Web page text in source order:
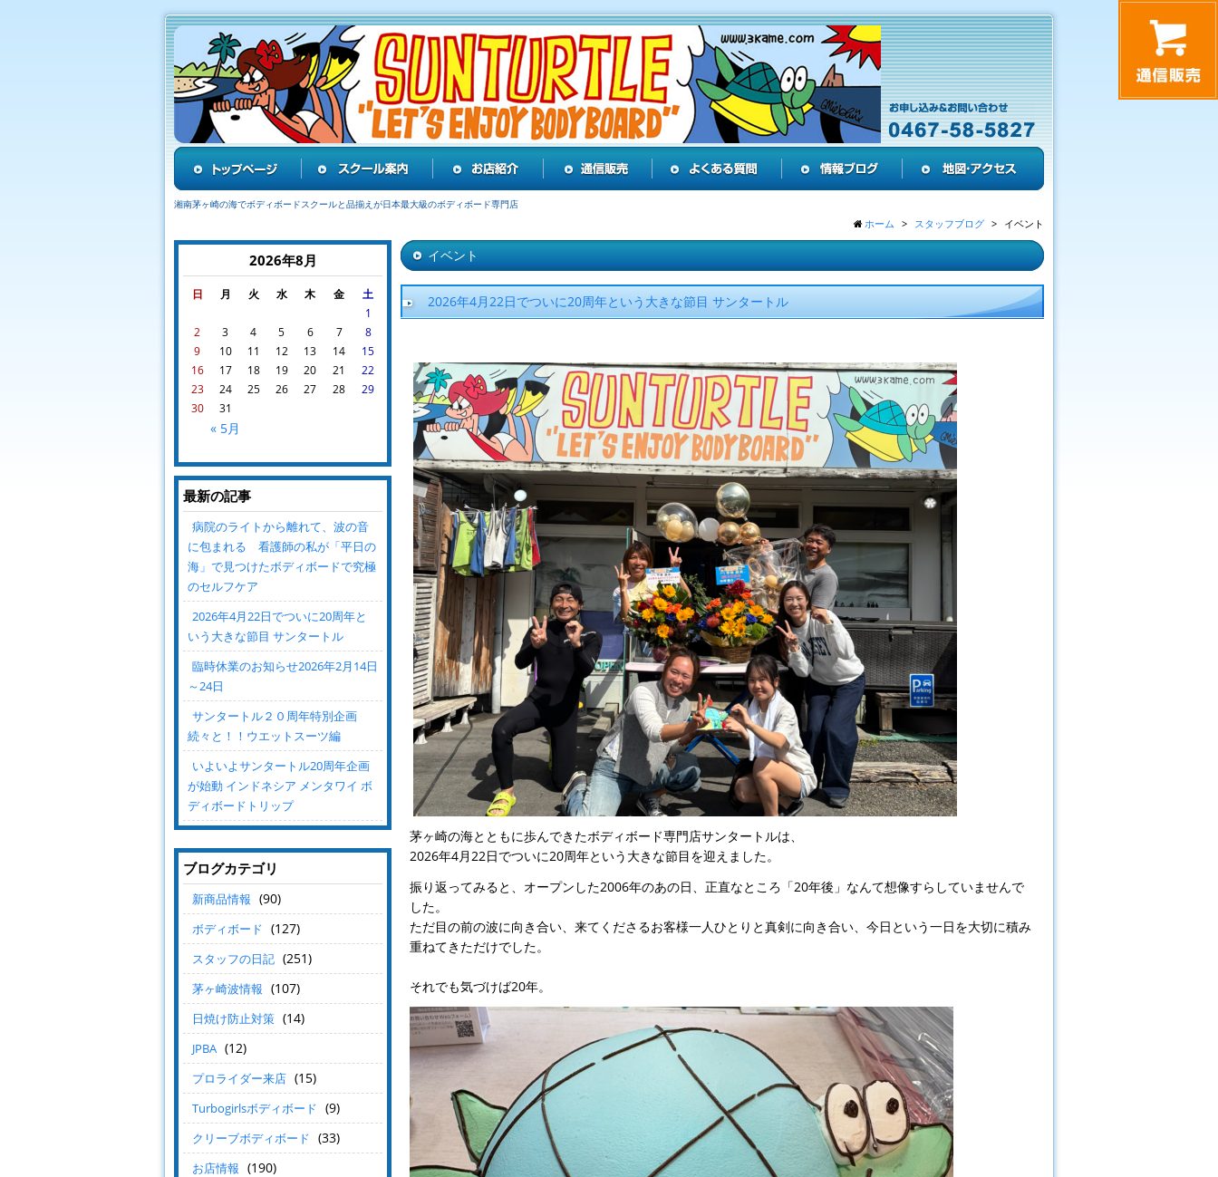
湘南茅ヶ崎の海でボディボードスクールと品揃えが日本最大級のボディボード専門店
ホーム スタッフブログ イベント
イベント
2026年4月22日でついに20周年という大きな節目 サンタートル
茅ヶ崎の海とともに歩んできたボディボード専門店サンタートルは、
2026年4月22日でついに20周年という大きな節目を迎えました。
振り返ってみると、オープンした2006年のあの日、正直なところ「20年後」なんて想像すらしていませんで
した。
ただ目の前の波に向き合い、来てくださるお客様一人ひとりと真剣に向き合い、今日という一日を大切に積み
重ねてきただけでした。
それでも気づけば20年。
2026年8月
日 月 火 水 木 金 土
« 5月
1
2
3 4 5 6 7
8
9
10 11 12 13 14
15
16
17 18 19 20 21
22
23
24 25 26 27 28
29
30
31
最新の記事
病院のライトから離れて、波の音
に包まれる 看護師の私が「平日の
海」で見つけたボディボードで究極
のセルフケア
2026年4月22日でついに20周年と
いう大きな節目 サンタートル
臨時休業のお知らせ2026年2月14日
～24日
サンタートル２０周年特別企画
続々と！！ウエットスーツ編
いよいよサンタートル20周年企画
が始動 インドネシア メンタワイ ボ
ディボードトリップ
ブログカテゴリ
新商品情報 (90)
ボディボード (127)
スタッフの日記 (251)
茅ヶ崎波情報 (107)
日焼け防止対策 (14)
JPBA (12)
プロライダー来店 (15)
Turbogirlsボディボード (9)
クリーブボディボード (33)
お店情報 (190)